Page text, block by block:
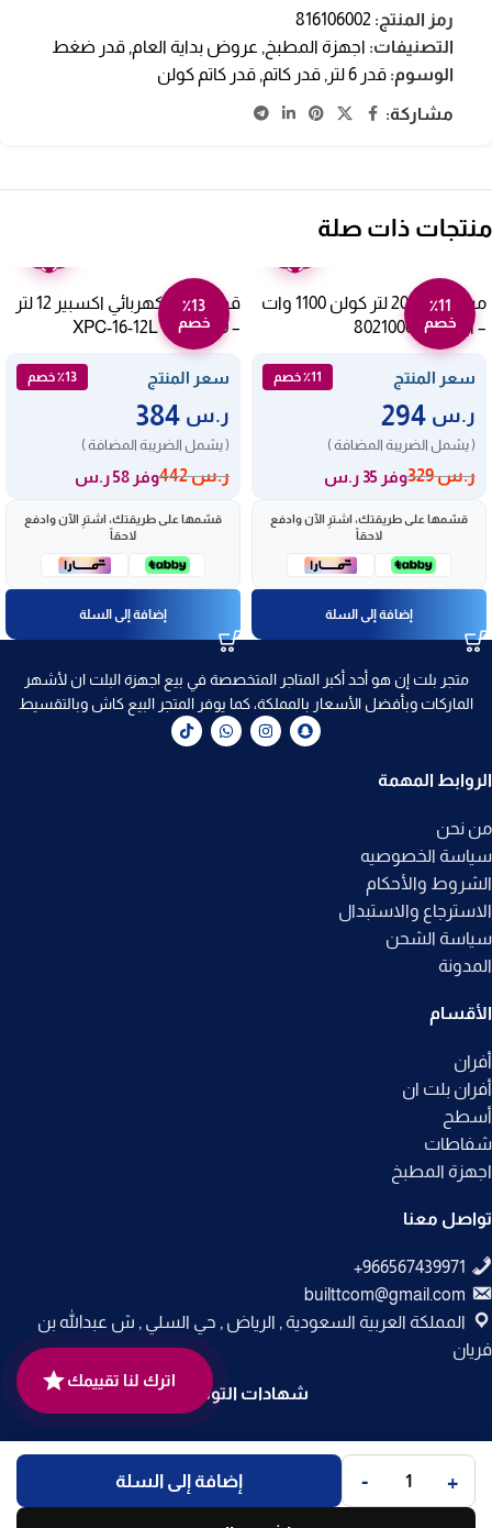
رمز المنتج: 816106002
التصنيفات: اجهزة المطبخ , عروض بداية العام, قدر ضغط
الوسوم: قدر 6 لتر , قدر كاتم, قدر كاتم كولن
مشاركة:
منتجات ذات صلة
٪11
خصم
ميكروويف 20 لتر كولن 1100 وات
– أبيض 802100002
سعر المنتج ٪11 خصم
ر.س
( يشمل الضريبة المضافة )
ر.س329 وفر 35 ر.س
قسّمها على طريقتك، اشترِ الآن وادفع
لاحقاً
إضافة إلى السلة
٪13
خصم
قدر ضغط كهربائي اكسبير 12 لتر
– 1600 وات XPC-16-12L
سعر المنتج ٪13 خصم
ر.س
( يشمل الضريبة المضافة )
ر.س442 وفر 58 ر.س
قسّمها على طريقتك، اشترِ الآن وادفع
لاحقاً
إضافة إلى السلة
متجر بلت إن هو أحد أكبر المتاجر المتخصصة في بيع اجهزة البلت ان لأشهر
الماركات وبأفضل الأسعار بالمملكة، كما يوفر المتجر البيع كاش وبالتقسيط
الروابط المهمة
من نحن
سياسة الخصوصيه
الشروط والأحكام
الاسترجاع والاستبدال
سياسة الشحن
المدونة
الأقسام
أفران
أفران بلت ان
أسطح
شفاطات
اجهزة المطبخ
تواصل معنا
builttcom@gmail.com
المملكة العربية السعودية , الرياض , حي السلي , ش عبدالله بن
فريان
شهادات التوثيق
جميع الحقوق محفوظة لـمتجر بلت إن© 2025.
تم التطوير بواسطةCode Times
. +
- إضافة إلى السلة
اترك لنا تقييمك